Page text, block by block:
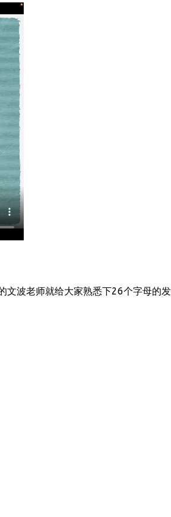
波老师就给大家熟悉下26个字母的发